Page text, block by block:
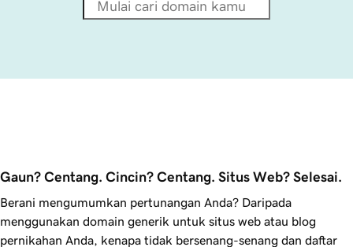
Gaun? Centang. Cincin? Centang. Situs Web? Selesai.
Berani mengumumkan pertunangan Anda? Daripada
menggunakan domain generik untuk situs web atau blog
pernikahan Anda, kenapa tidak bersenang-senang dan daftar